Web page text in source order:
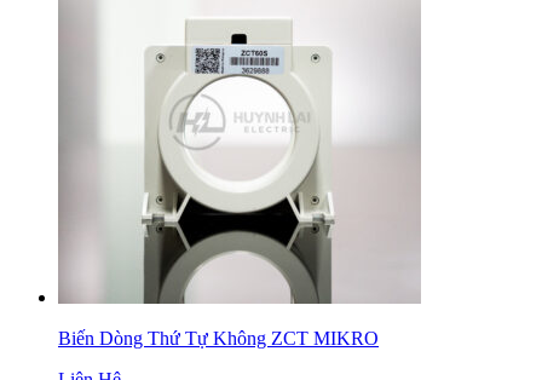
Biến Dòng Thứ Tự Không ZCT MIKRO